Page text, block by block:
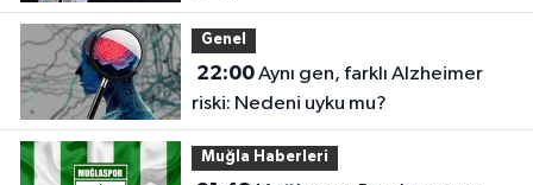
Genel
22:00Aynı gen, farklı Alzheimer
riski: Nedeni uyku mu?
Muğla Haberleri